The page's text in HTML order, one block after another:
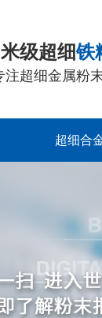
级超细铁
注超细金属粉
超细合